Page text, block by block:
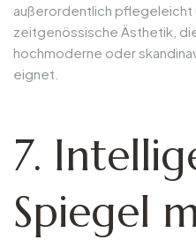
außerordentlich pflegeleicht
zeitgenössische Ästhetik,
hochmoderne oder
eignet.
7.
Spiegel